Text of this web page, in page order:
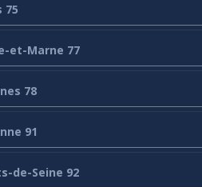
75
et-Marne 77
78
91
de-Seine 92